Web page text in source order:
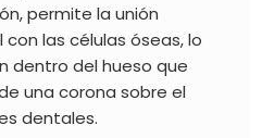
permite la unión
las células óseas, lo
dentro del hueso que
una corona sobre el
dentales.